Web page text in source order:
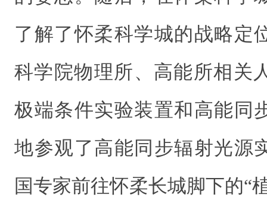
了解了怀柔科学城的战略定
科学院物理所、高能所相关
极端条件实验装置和高能同
地参观了高能同步辐射光源
国专家前往怀柔长城脚下的“